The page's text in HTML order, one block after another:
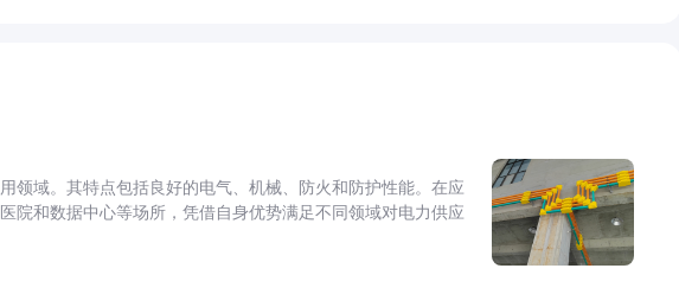
领域。其特点包括良好的电气、机械、防火和防护性能。在应
院和数据中心等场所，凭借自身优势满足不同领域对电力供应